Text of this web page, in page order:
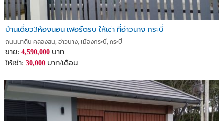
บ้านเดี่ยว3ห้องนอน เฟอร์ตรบ ให้เช่า ที่อ่าวนาง กระบี่
ถนนนาดีน คลองสน, อ่าวนาง, เมืองกระบี่, กระบี่
ขาย: 4,590,000 บาท
ให้เช่า: 30,000 บาท/เดือน